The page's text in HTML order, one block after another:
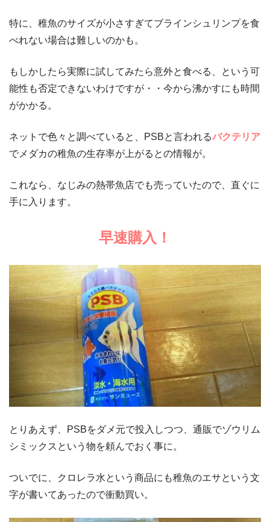
特に、稚魚のサイズが小さすぎてブラインシュリンプを食
べれない場合は難しいのかも。
もしかしたら実際に試してみたら意外と食べる、という可
能性も否定できないわけですが・・今から沸かすにも時間
がかかる。
ネットで色々と調べていると、PSBと言われるバクテリア
でメダカの稚魚の生存率が上がるとの情報が。
これなら、なじみの熱帯魚店でも売っていたので、直ぐに
手に入ります。
早速購入！
とりあえず、PSBをダメ元で投入しつつ、通販でゾウリム
シミックスという物を頼んでおく事に。
ついでに、クロレラ水という商品にも稚魚のエサという文
字が書いてあったので衝動買い。